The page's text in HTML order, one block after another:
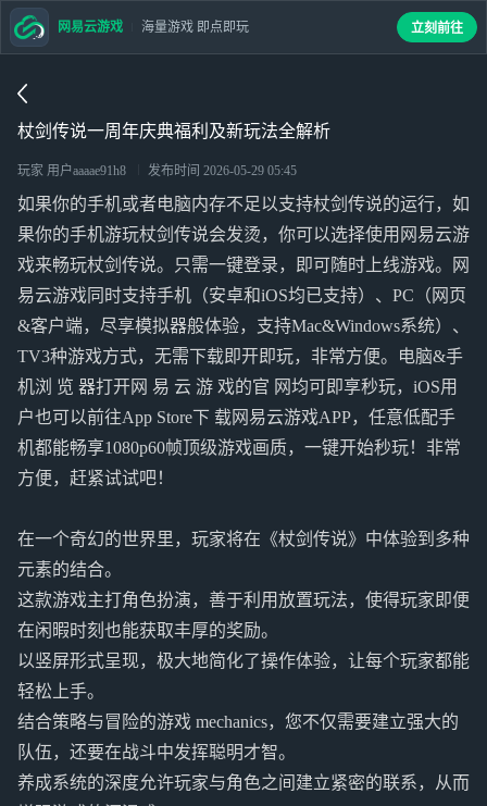
杖剑传说一周年庆典福利及新玩法全解析
玩家 用户aaaae91h8 发布时间 2026-05-29 05:45
如果你的手机或者电脑内存不足以支持杖剑传说的运行，如
果你的手机游玩杖剑传说会发烫，你可以选择使用网易云游
戏来畅玩杖剑传说。只需一键登录，即可随时上线游戏。网
易云游戏同时支持手机（安卓和iOS均已支持）、PC（网页
&客户端，尽享模拟器般体验，支持Mac&Windows系统）、
TV3种游戏方式，无需下载即开即玩，非常方便。电脑&手
机浏 览 器打开网 易 云 游 戏的官 网均可即享秒玩，iOS用
户也可以前往App Store下 载网易云游戏APP，任意低配手
机都能畅享1080p60帧顶级游戏画质，一键开始秒玩！非常
方便，赶紧试试吧！
在一个奇幻的世界里，玩家将在《杖剑传说》中体验到多种
元素的结合。
这款游戏主打角色扮演，善于利用放置玩法，使得玩家即便
在闲暇时刻也能获取丰厚的奖励。
以竖屏形式呈现，极大地简化了操作体验，让每个玩家都能
轻松上手。
结合策略与冒险的游戏 mechanics，您不仅需要建立强大的
队伍，还要在战斗中发挥聪明才智。
养成系统的深度允许玩家与角色之间建立紧密的联系，从而
网易云游戏 海量游戏 即点即玩 立刻前往